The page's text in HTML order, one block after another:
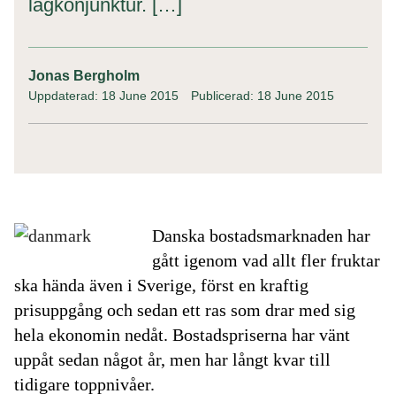
lågkonjunktur. […]
Jonas Bergholm
Uppdaterad: 18 June 2015 Publicerad: 18 June 2015
Danska bostadsmarknaden har
gått igenom vad allt fler fruktar
ska hända även i Sverige, först en kraftig
prisuppgång och sedan ett ras som drar med sig
hela ekonomin nedåt. Bostadspriserna har vänt
uppåt sedan något år, men har långt kvar till
tidigare toppnivåer.